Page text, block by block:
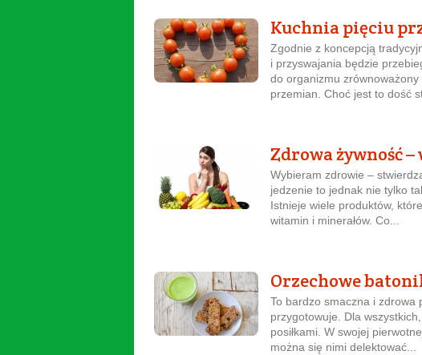
Kuchnia pięciu
Zgodnie z koncepcją
i przyswajania będzie
do organizmu
przemian. Choć jest to dość
Zdrowa żywność
Wybieram zdrowie –
jedzenie to jednak nie tylko
Istnieje wiele produktów,
witamin i minerałów. Co...
Orzechowe
To bardzo smaczna i zdrowa
przygotowuje. Dla
posiłkami. W swojej
można się nimi delektować...